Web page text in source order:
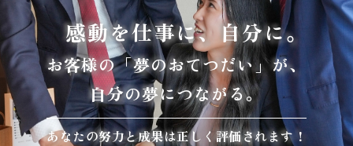
感動を仕事に、自分に。
お客様の「夢のおてつだい」が、
自分の夢につながる。
あなたの努力と成果は正しく評価されます！